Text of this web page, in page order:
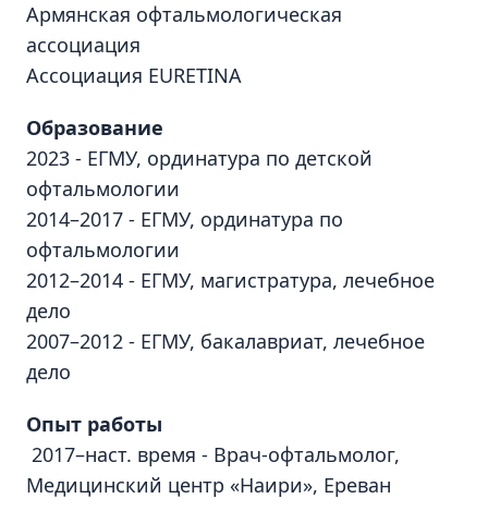
Армянская офтальмологическая
ассоциация
Ассоциация EURETINA
Образование
2023 - ЕГМУ, ординатура по детской
офтальмологии
2014–2017 - ЕГМУ, ординатура по
офтальмологии
2012–2014 - ЕГМУ, магистратура, лечебное
дело
2007–2012 - ЕГМУ, бакалавриат, лечебное
дело
Опыт работы
2017–наст. время - Врач-офтальмолог,
Медицинский центр «Наири», Ереван